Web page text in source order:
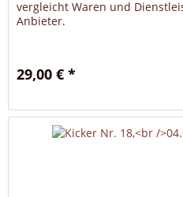
vergleicht Waren und
Anbieter.
29,00 € *